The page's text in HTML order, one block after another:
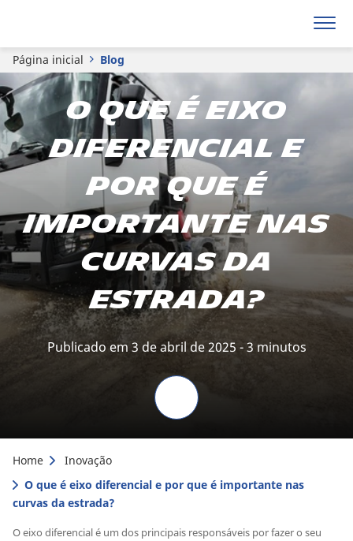
Página inicial Blog
O que é eixo
diferencial e
por que é
importante nas
curvas da
estrada?
Publicado em 3 de abril de 2025 - 3 minutos
Home
Inovação
O que é eixo diferencial e por que é importante nas
curvas da estrada?
O eixo diferencial é um dos principais responsáveis por fazer o seu